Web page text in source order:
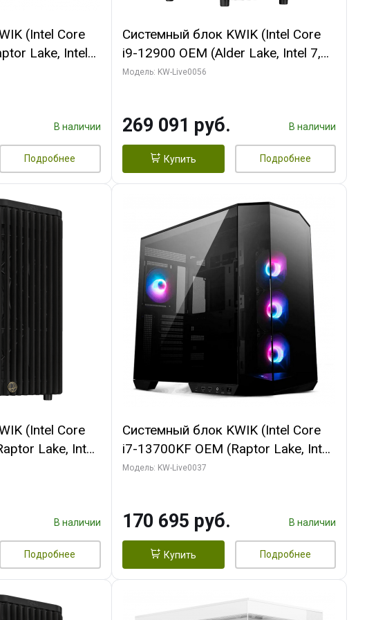
(Intel Core
Lake, Intel
ОЗУ (2
В наличии
Подробнее
Системный блок KWIK (Intel Core
i9-12900 OEM (Alder Lake, Intel 7,
C16 8EC/8PC/T2/ 64 ГБ ОЗУ (2
ТБ SSD)
Модель: KW-Live0056
269 091 руб. В наличии
Купить Подробнее
(Intel Core
Lake, Intel
ГБ ОЗУ (2
В наличии
Подробнее
Системный блок KWIK (Intel Core
i7-13700KF OEM (Raptor Lake, Intel
7, C16 8EC/8PC/ 32 ГБ ОЗУ (2
HDMI/ 1 ТБ SSD)
Модель: KW-Live0037
170 695 руб. В наличии
Купить Подробнее